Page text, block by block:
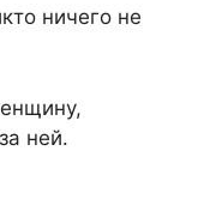
ничего не
ней.